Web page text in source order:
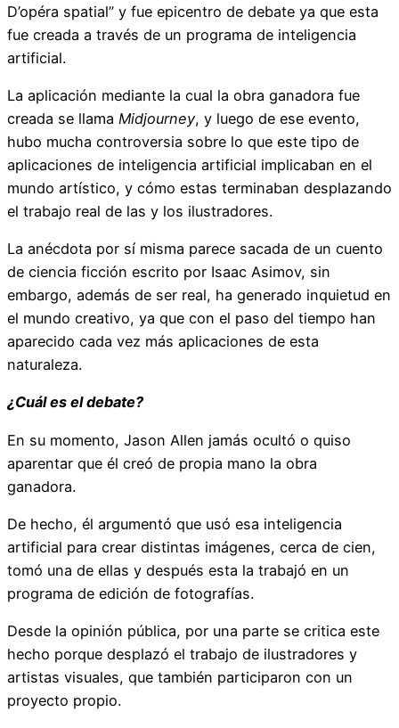
D’opéra spatial” y fue epicentro de debate ya que esta
fue creada a través de un programa de inteligencia
artificial.
La aplicación mediante la cual la obra ganadora fue
creada se llama Midjourney, y luego de ese evento,
hubo mucha controversia sobre lo que este tipo de
aplicaciones de inteligencia artificial implicaban en el
mundo artístico, y cómo estas terminaban desplazando
el trabajo real de las y los ilustradores.
La anécdota por sí misma parece sacada de un cuento
de ciencia ficción escrito por Isaac Asimov, sin
embargo, además de ser real, ha generado inquietud en
el mundo creativo, ya que con el paso del tiempo han
aparecido cada vez más aplicaciones de esta
naturaleza.
¿Cuál es el debate?
En su momento, Jason Allen jamás ocultó o quiso
aparentar que él creó de propia mano la obra
ganadora.
De hecho, él argumentó que usó esa inteligencia
artificial para crear distintas imágenes, cerca de cien,
tomó una de ellas y después esta la trabajó en un
programa de edición de fotografías.
Desde la opinión pública, por una parte se critica este
hecho porque desplazó el trabajo de ilustradores y
artistas visuales, que también participaron con un
proyecto propio.